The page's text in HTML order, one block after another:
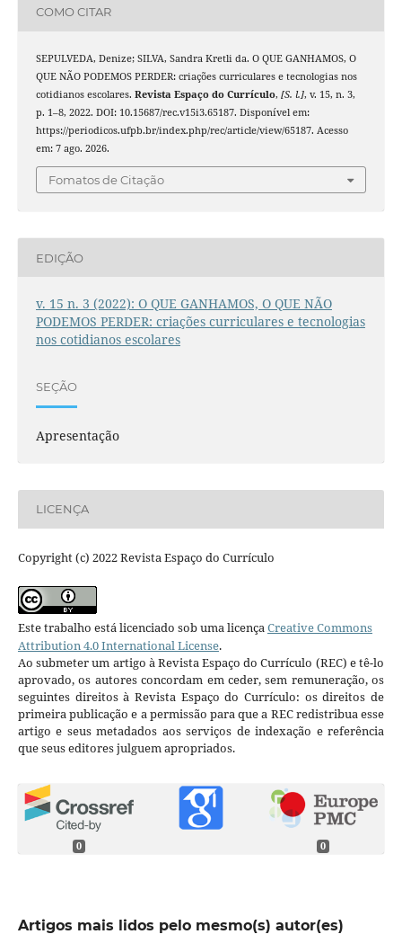
COMO CITAR
SEPULVEDA, Denize; SILVA, Sandra Kretli da. O QUE GANHAMOS, O
QUE NÃO PODEMOS PERDER: criações curriculares e tecnologias nos
cotidianos escolares. Revista Espaço do Currículo, [S. l.], v. 15, n. 3,
p. 1–8, 2022. DOI: 10.15687/rec.v15i3.65187. Disponível em:
https://periodicos.ufpb.br/index.php/rec/article/view/65187. Acesso
em: 7 ago. 2026.
Fomatos de Citação
EDIÇÃO
v. 15 n. 3 (2022): O QUE GANHAMOS, O QUE NÃO
PODEMOS PERDER: criações curriculares e tecnologias
nos cotidianos escolares
SEÇÃO
Apresentação
LICENÇA
Copyright (c) 2022 Revista Espaço do Currículo
Este trabalho está licenciado sob uma licença Creative Commons
Attribution 4.0 International License.
Ao submeter um artigo à Revista Espaço do Currículo (REC) e tê-lo
aprovado, os autores concordam em ceder, sem remuneração, os
seguintes direitos à Revista Espaço do Currículo: os direitos de
primeira publicação e a permissão para que a REC redistribua esse
artigo e seus metadados aos serviços de indexação e referência
que seus editores julguem apropriados.
0 0
Artigos mais lidos pelo mesmo(s) autor(es)